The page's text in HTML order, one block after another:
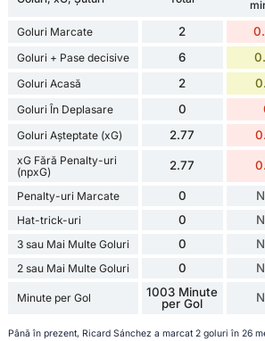
Goluri Marcate 2
Goluri + Pase decisive 6
Goluri Acasă 2
Goluri În Deplasare 0
Goluri Așteptate (xG) 2.77
xG Fără Penalty-uri
(npxG)
2.77
Penalty-uri Marcate 0
Hat-trick-uri 0
3 sau Mai Multe Goluri 0
2 sau Mai Multe Goluri 0
Minute per Gol
1003 Minute
per Gol
Până în prezent, Ricard Sánchez a marcat 2 goluri în 26